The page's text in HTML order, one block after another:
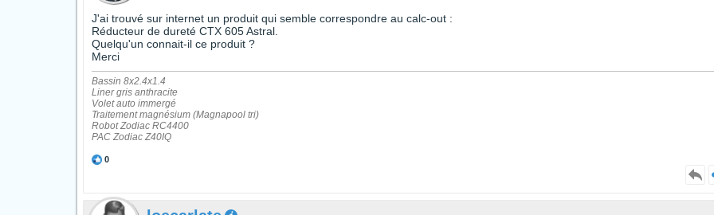
J'ai trouvé sur internet un produit qui semble correspondre au calc-out :
Réducteur de dureté CTX 605 Astral.
Quelqu'un connait-il ce produit ?
Merci
Bassin 8x2.4x1.4
Liner gris anthracite
Volet auto immergé
Traitement magnésium (Magnapool tri)
Robot Zodiac RC4400
PAC Zodiac Z40IQ
0